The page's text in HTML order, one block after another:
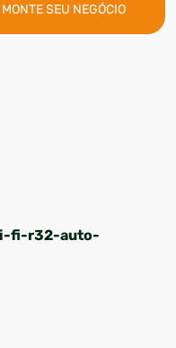
MONTE SEU NEGÓCIO
fi-r32-auto-